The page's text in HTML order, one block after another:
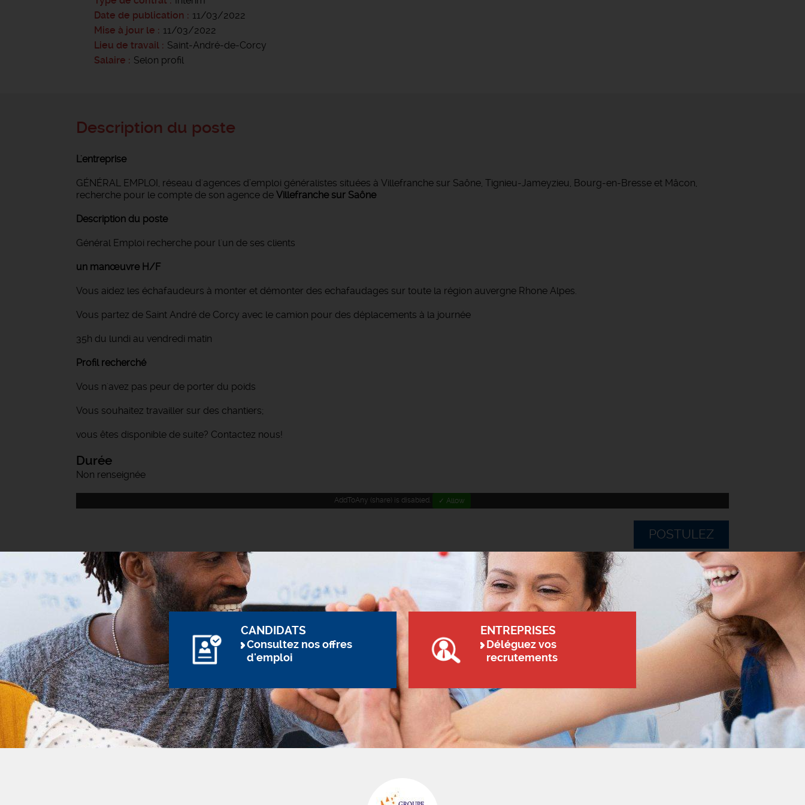
Date de publication
11/03/2022
Mise à jour le
11/03/2022
Lieu de travail
Saint-André-de-Corcy
Salaire
Selon profil
Description du poste
L'entreprise
GÉNÉRAL EMPLOI, réseau d'agences d’emploi généralistes situées à Villefranche sur Saône, Tignieu-Jameyzieu, Bourg-en-Bresse et Mâcon,
recherche pour le compte de son agence de Villefranche sur Saône
Description du poste
Général Emploi recherche pour l'un de ses clients
un manœuvre H/F
Vous aidez les échafaudeurs à monter et démonter des echafaudages sur toute la région auvergne Rhone Alpes.
Vous partez de Saint André de Corcy avec le camion pour des déplacements à la journée
35h du lundi au vendredi matin
Profil recherché
Vous n'avez pas peur de porter du poids
Vous souhaitez travailler sur des chantiers;
vous êtes disponible de suite? Contactez nous!
Durée
Non renseignée
AddToAny (share) is disabled. ✓ Allow
POSTULEZ
CANDIDATS
Consultez nos offres
d'emploi
ENTREPRISES
Déléguez vos
recrutements